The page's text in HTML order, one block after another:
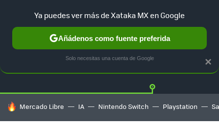
TESLA UBER AUTO ELECTRICO Twitter
HOY SE HABLA DE
Mercado Libre IA Nintendo Switch Playstation
×
Ya puedes ver más de Xataka MX en Google
Añádenos como fuente preferida
Solo necesitas una cuenta de Google